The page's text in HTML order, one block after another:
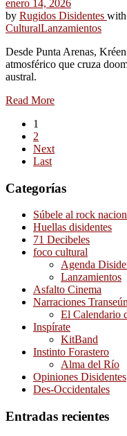
enero 14, 2026
by Rugidos Disidentes with
CulturalLanzamientos
Desde Punta Arenas,
atmosférico que cruza
austral.
Read More
1
2
Next
Last
Categorías
Súbele al rock
Huellas disidentes
71 Decibeles
foco cultural
Agenda
Lanzamientos
Asfalto Cinema
Narraciones
El Calendario
Inspírate
KitBand
Instinto Forastero
Alma del Río
Opiniones Disidentes
Des-Occidentales
Entradas recientes